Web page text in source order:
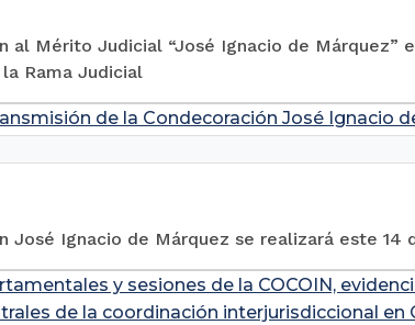
al Mérito Judicial “José Ignacio de
Rama Judicial
de la Condecoración José Ignacio
José Ignacio de Márquez se realizará este 14
y sesiones de la COCOIN,
de la coordinación interjurisdiccional en